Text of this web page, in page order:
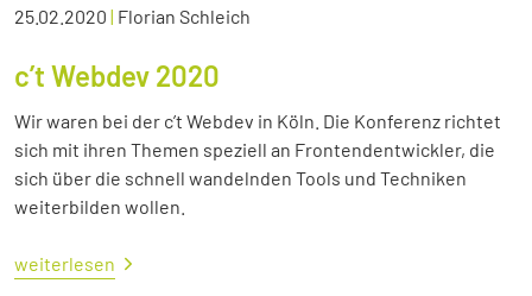
25.02.2020 | Florian Schleich
c’t Webdev 2020
Wir waren bei der c’t Webdev in Köln. Die Konferenz richtet
sich mit ihren Themen speziell an Frontendentwickler, die
sich über die schnell wandelnden Tools und Techniken
weiterbilden wollen.
weiterlesen